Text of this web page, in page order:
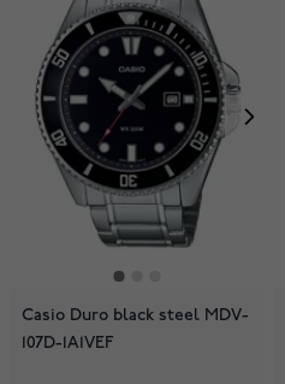
Casio Duro black steel MDV-
107D-1A1VEF